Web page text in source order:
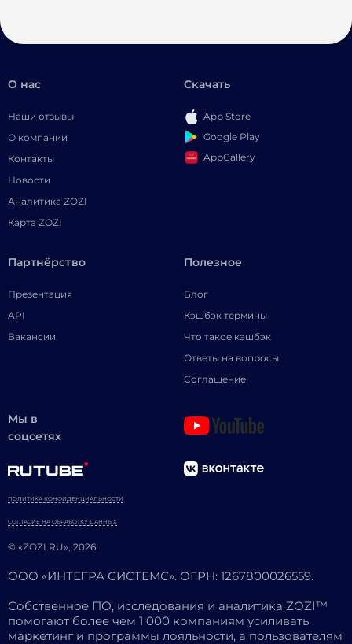
О нас
Наши отзывы
О компании
Контакты
Новости
Аналитика ZOZI
Карта ZOZI
Скачать
App Store
Google Play
AppGallery
Партнёрство
Презентация
API
Вакансии
Полезное
Блог
Кэшбэк термины
Что такое кэшбэк
Ответы на вопросы
Соглашение
Мы в
соцсетях
© «ZOZI.RU», 2026
ПОЛИТИКА КОНФИДЕНЦИАЛЬНОСТИ
СОГЛАСИЕ НА ОБРАБОТКУ ДАННЫХ
ООО «ИНТЕГРА СИСТЕМС». ОГРН: 1267800026559.
Собственное ПО, исследования и аналитика ZOZI™
помогают более чем 1 000 компаниям усиливать
маркетинг и программы лояльности, а пользователям